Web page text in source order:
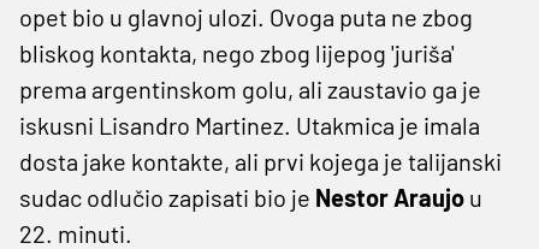
opet bio u glavnoj ulozi. Ovoga puta ne zbog
bliskog kontakta, nego zbog lijepog 'juriša'
prema argentinskom golu, ali zaustavio ga je
iskusni Lisandro Martinez. Utakmica je imala
dosta jake kontakte, ali prvi kojega je talijanski
sudac odlučio zapisati bio je Nestor Araujo u
22. minuti.